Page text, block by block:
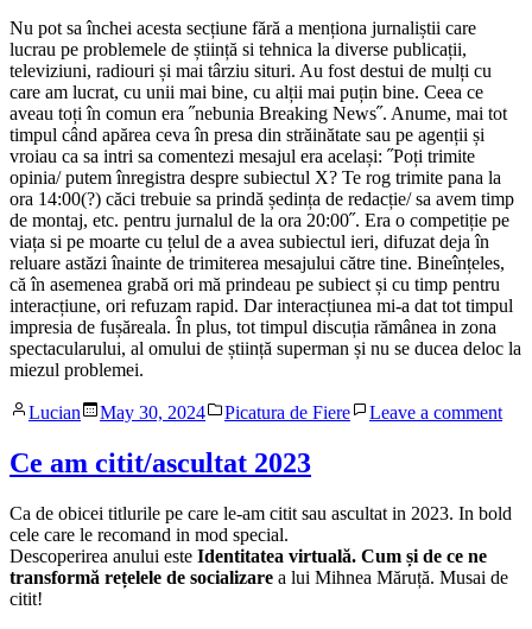
Nu pot sa închei acesta secțiune fără a menționa jurnaliștii care
lucrau pe problemele de știință si tehnica la diverse publicații,
televiziuni, radiouri și mai târziu situri. Au fost destui de mulți cu
care am lucrat, cu unii mai bine, cu alții mai puțin bine. Ceea ce
aveau toți în comun era ˝nebunia Breaking News˝. Anume, mai tot
timpul când apărea ceva în presa din străinătate sau pe agenții și
vroiau ca sa intri sa comentezi mesajul era același: ˝Poți trimite
opinia/ putem înregistra despre subiectul X? Te rog trimite pana la
ora 14:00(?) căci trebuie sa prindă ședința de redacție/ sa avem timp
de montaj, etc. pentru jurnalul de la ora 20:00˝. Era o competiție pe
viața si pe moarte cu țelul de a avea subiectul ieri, difuzat deja în
reluare astăzi înainte de trimiterea mesajului către tine. Bineînțeles,
că în asemenea grabă ori mă prindeau pe subiect și cu timp pentru
interacțiune, ori refuzam rapid. Dar interacțiunea mi-a dat tot timpul
impresia de fușăreala. În plus, tot timpul discuția rămânea in zona
spectacularului, al omului de știință superman și nu se ducea deloc la
miezul problemei.
Posted
Lucian May 30, 2024
Posted
Picatura de Fiere Leave a commenton
Ce am citit/ascultat 2023
Ca de obicei titlurile pe care le-am citit sau ascultat in 2023. In bold
cele care le recomand in mod special.
Descoperirea anului este Identitatea virtuală. Cum și de ce ne
transformă rețelele de socializare a lui Mihnea Măruță. Musai de
citit!